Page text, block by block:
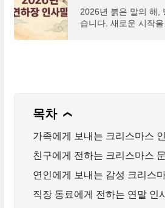
2026년 붉은 말의 해,
습니다. 새로운 시작
목차 ❯
가족에게 보내는 크리스마스
친구에게 전하는 크리스마스
연인에게 보내는 감성 크리스
직장 동료에게 전하는 연말 인